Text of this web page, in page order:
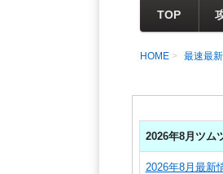
TOP
HOME 最速最
2026年8月ツム
2026年8月最新